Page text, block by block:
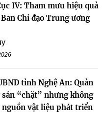
IV: Tham mưu hiệu quả
Chỉ đạo Trung ương
tỉnh Nghệ An: Quản
“chặt” nhưng không
nguồn vật liệu phát triển